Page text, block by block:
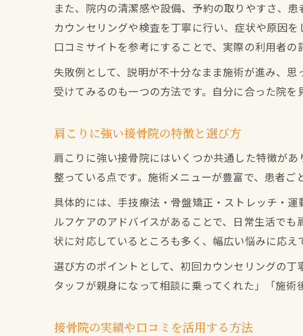
また、院内の清潔感や設備、予約の取りやすさ、
カウンセリングや検査を丁寧に行い、症状や原因
口コミサイトを参考にすることで、実際の利用者の
失敗例として、説明が不十分なまま施術が進み、
受けてみるのも一つの方法です。自分に合った院を
肩こりに強い接骨院の特徴と選び方
肩こりに強い接骨院にはいくつか共通した特徴が
整っている点です。施術メニューが豊富で、患者ご
具体的には、手技療法・骨盤矯正・ストレッチ・
ルフケアのアドバイスがあることで、日常生活で
状に対応しているところも多く、幅広い悩みに応え
選び方のポイントとして、初回カウンセリングの
タッフが親身になって相談に乗ってくれた」「施
接骨院の実績や口コミを活用する方法